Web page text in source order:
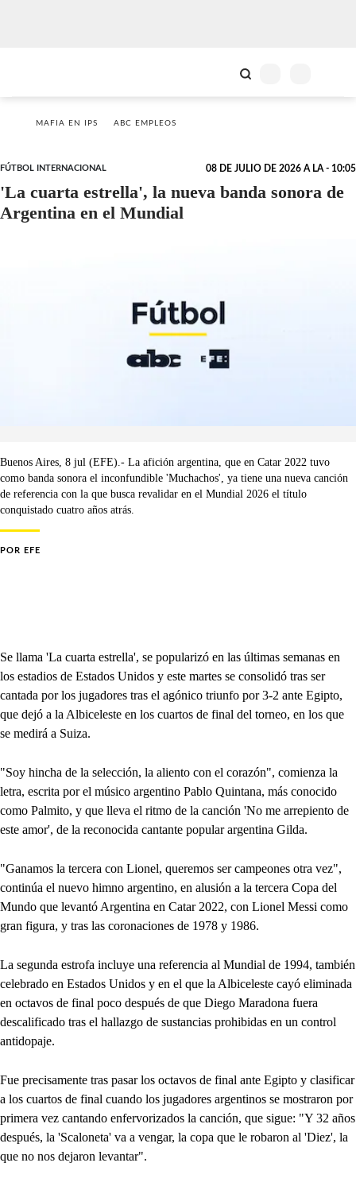
MAFIA EN IPS ABC EMPLEOS
FÚTBOL INTERNACIONAL 08 DE JULIO DE 2026 A LA - 10:05
'La cuarta estrella', la nueva banda sonora de
Argentina en el Mundial
Buenos Aires, 8 jul (EFE).- La afición argentina, que en Catar 2022 tuvo
como banda sonora el inconfundible 'Muchachos', ya tiene una nueva canción
de referencia con la que busca revalidar en el Mundial 2026 el título
conquistado cuatro años atrás.
POR EFE
Se llama 'La cuarta estrella', se popularizó en las últimas semanas en
los estadios de Estados Unidos y este martes se consolidó tras ser
cantada por los jugadores tras el agónico triunfo por 3-2 ante Egipto,
que dejó a la Albiceleste en los cuartos de final del torneo, en los que
se medirá a Suiza.
"Soy hincha de la selección, la aliento con el corazón", comienza la
letra, escrita por el músico argentino Pablo Quintana, más conocido
como Palmito, y que lleva el ritmo de la canción 'No me arrepiento de
este amor', de la reconocida cantante popular argentina Gilda.
"Ganamos la tercera con Lionel, queremos ser campeones otra vez",
continúa el nuevo himno argentino, en alusión a la tercera Copa del
Mundo que levantó Argentina en Catar 2022, con Lionel Messi como
gran figura, y tras las coronaciones de 1978 y 1986.
La segunda estrofa incluye una referencia al Mundial de 1994, también
celebrado en Estados Unidos y en el que la Albiceleste cayó eliminada
en octavos de final poco después de que Diego Maradona fuera
descalificado tras el hallazgo de sustancias prohibidas en un control
antidopaje.
Fue precisamente tras pasar los octavos de final ante Egipto y clasificar
a los cuartos de final cuando los jugadores argentinos se mostraron por
primera vez cantando enfervorizados la canción, que sigue: "Y 32 años
después, la 'Scaloneta' va a vengar, la copa que le robaron al 'Diez', la
que no nos dejaron levantar".